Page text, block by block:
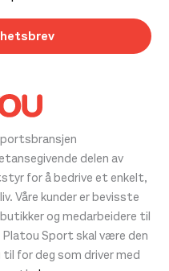
delen av
for å bedrive et enkelt,
Våre kunder er bevisste
og medarbeidere til
Sport skal være den
for deg som driver med